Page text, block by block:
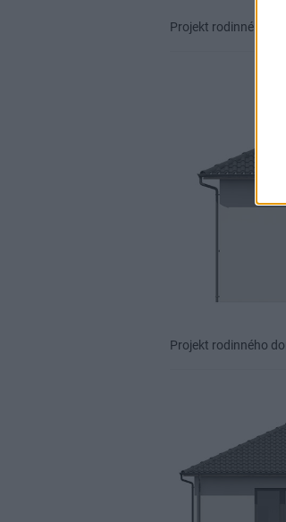
Projekt rodinného
Projekt rodinného